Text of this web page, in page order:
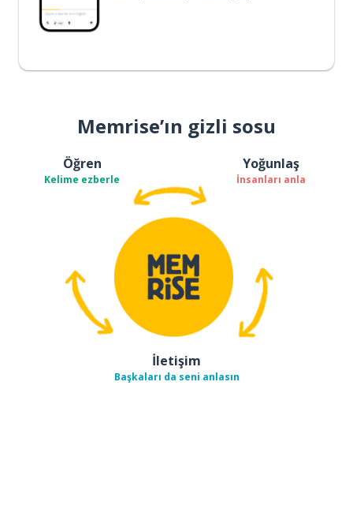
Memrise’ın gizli sosu
Öğren
Kelime ezberle
Yoğunlaş
İnsanları anla
İletişim
Başkaları da seni anlasın